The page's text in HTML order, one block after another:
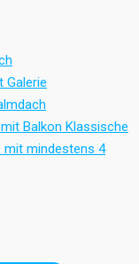
Klassische
mit mindestens 4